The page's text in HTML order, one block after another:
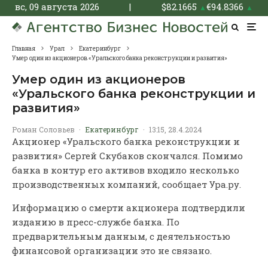
вс, 09 августа 2026 | $82.1665 ▲€94.8366 ▲
Главная Урал
Екатеринбург
Умер один из акционеров «Уральского банка реконструкции и развития»
Умер один из акционеров
«Уральского банка реконструкции и
развития»
Роман Соловьев · Екатеринбург · 13:15, 28.4.2024
Акционер «Уральского банка реконструкции и
развития» Сергей Скубаков скончался. Помимо
банка в контур его активов входило несколько
производственных компаний, сообщает Ура.ру.
Информацию о смерти акционера подтвердили
изданию в пресс-службе банка. По
предварительным данным, с деятельностью
финансовой организации это не связано.